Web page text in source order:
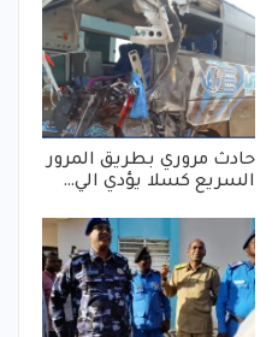
حادث مروري بطريق المرور
السريع كسلا يؤدي الي…